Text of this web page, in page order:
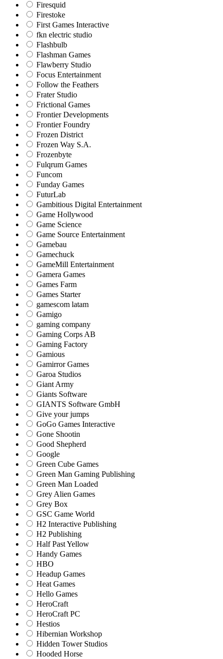
Firesquid
Firestoke
First Games Interactive
fkn electric studio
Flashbulb
Flashman Games
Flawberry Studio
Focus Entertainment
Follow the Feathers
Frater Studio
Frictional Games
Frontier Developments
Frontier Foundry
Frozen District
Frozen Way S.A.
Frozenbyte
Fulqrum Games
Funcom
Funday Games
FuturLab
Gambitious Digital Entertainment
Game Hollywood
Game Science
Game Source Entertainment
Gamebau
Gamechuck
GameMill Entertainment
Gamera Games
Games Farm
Games Starter
gamescom latam
Gamigo
gaming company
Gaming Corps AB
Gaming Factory
Gamious
Gamirror Games
Garoa Studios
Giant Army
Giants Software
GIANTS Software GmbH
Give your jumps
GoGo Games Interactive
Gone Shootin
Good Shepherd
Google
Green Cube Games
Green Man Gaming Publishing
Green Man Loaded
Grey Alien Games
Grey Box
GSC Game World
H2 Interactive Publishing
H2 Publishing
Half Past Yellow
Handy Games
HBO
Headup Games
Heat Games
Hello Games
HeroCraft
HeroCraft PC
Hestios
Hibernian Workshop
Hidden Tower Studios
Hooded Horse